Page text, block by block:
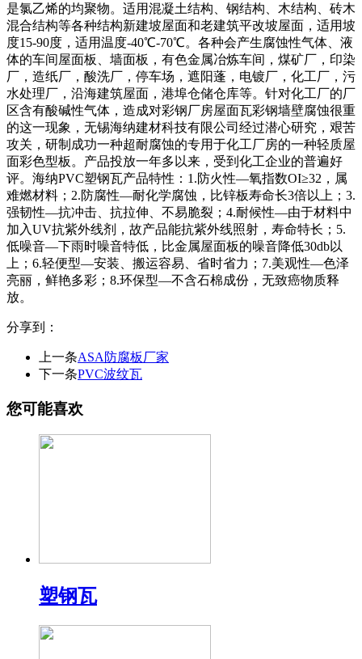
是氯乙烯的均聚物。适用混凝土结构、钢结构、木结构、砖木
混合结构等各种结构新建坡屋面和老建筑平改坡屋面，适用坡
度15-90度，适用温度-40℃-70℃。各种会产生腐蚀性气体、液
体的车间屋面板、墙面板，有色金属冶炼车间，煤矿厂，印染
厂，造纸厂，酸洗厂，停车场，遮阳蓬，电镀厂，化工厂，污
水处理厂，沿海建筑屋面，港埠仓储仓库等。针对化工厂的厂
区含有酸碱性气体，造成对彩钢厂房屋面瓦彩钢墙壁腐蚀很重
的这一现象，无锡海纳建材科技有限公司经过潜心研究，艰苦
攻关，研制成功一种超耐腐蚀的专用于化工厂房的一种轻质屋
面彩色型板。产品投放一年多以来，受到化工企业的普遍好
评。海纳PVC塑钢瓦产品特性：1.防火性—氧指数OI≥32，属
难燃材料；2.防腐性—耐化学腐蚀，比锌板寿命长3倍以上；3.
强韧性—抗冲击、抗拉伸、不易脆裂；4.耐候性—由于材料中
加入UV抗紫外线剂，故产品能抗紫外线照射，寿命特长；5.
低噪音—下雨时噪音特低，比金属屋面板的噪音降低30db以
上；6.轻便型—安装、搬运容易、省时省力；7.美观性—色泽
亮丽，鲜艳多彩；8.环保型—不含石棉成份，无致癌物质释
放。
分享到：
上一条ASA防腐板厂家
下一条PVC波纹瓦
您可能喜欢
塑钢瓦